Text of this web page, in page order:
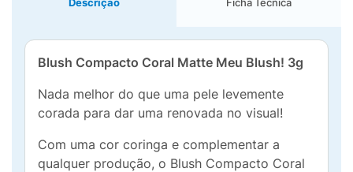
Blush Compacto Coral Matte Meu Blush! 3g
Nada melhor do que uma pele levemente
corada para dar uma renovada no visual!
Com uma cor coringa e complementar a
qualquer produção, o Blush Compacto Coral